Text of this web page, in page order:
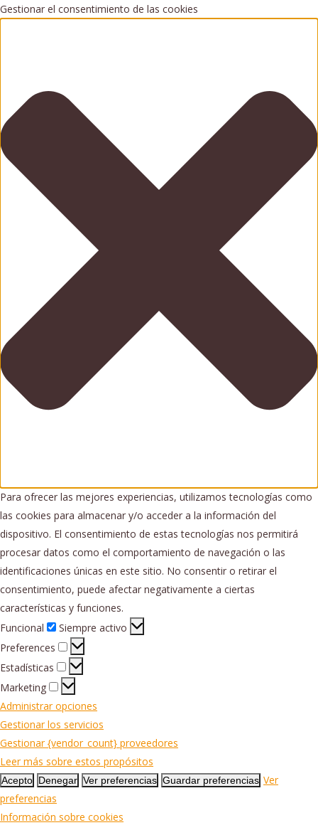
Gestionar el consentimiento de las cookies
Para ofrecer las mejores experiencias, utilizamos tecnologías como
las cookies para almacenar y/o acceder a la información del
dispositivo. El consentimiento de estas tecnologías nos permitirá
procesar datos como el comportamiento de navegación o las
identificaciones únicas en este sitio. No consentir o retirar el
consentimiento, puede afectar negativamente a ciertas
características y funciones.
Funcional
Funcional
Siempre activo
Preferences
Preferences
Estadísticas
Estadísticas
Marketing
Marketing
Administrar opciones
Gestionar los servicios
Gestionar {vendor_count} proveedores
Leer más sobre estos propósitos
Acepto Denegar Ver preferencias Guardar preferencias Ver
preferencias
Información sobre cookies